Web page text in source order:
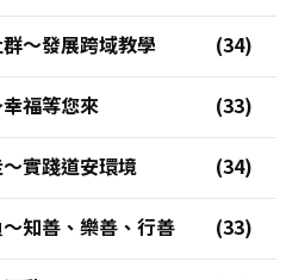
～發展跨域教學
福等您來
實踐道安環境
知善、樂善、行善